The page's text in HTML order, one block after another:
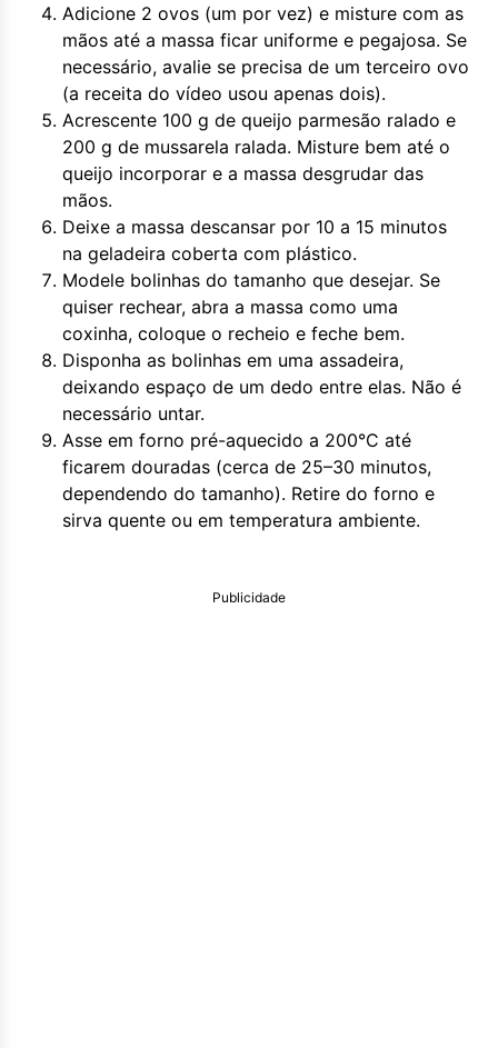
Adicione 2 ovos (um por vez) e misture com as
mãos até a massa ficar uniforme e pegajosa. Se
necessário, avalie se precisa de um terceiro ovo
(a receita do vídeo usou apenas dois).
Acrescente 100 g de queijo parmesão ralado e
200 g de mussarela ralada. Misture bem até o
queijo incorporar e a massa desgrudar das
mãos.
Deixe a massa descansar por 10 a 15 minutos
na geladeira coberta com plástico.
Modele bolinhas do tamanho que desejar. Se
quiser rechear, abra a massa como uma
coxinha, coloque o recheio e feche bem.
Disponha as bolinhas em uma assadeira,
deixando espaço de um dedo entre elas. Não é
necessário untar.
Asse em forno pré-aquecido a 200°C até
ficarem douradas (cerca de 25–30 minutos,
dependendo do tamanho). Retire do forno e
sirva quente ou em temperatura ambiente.
Publicidade